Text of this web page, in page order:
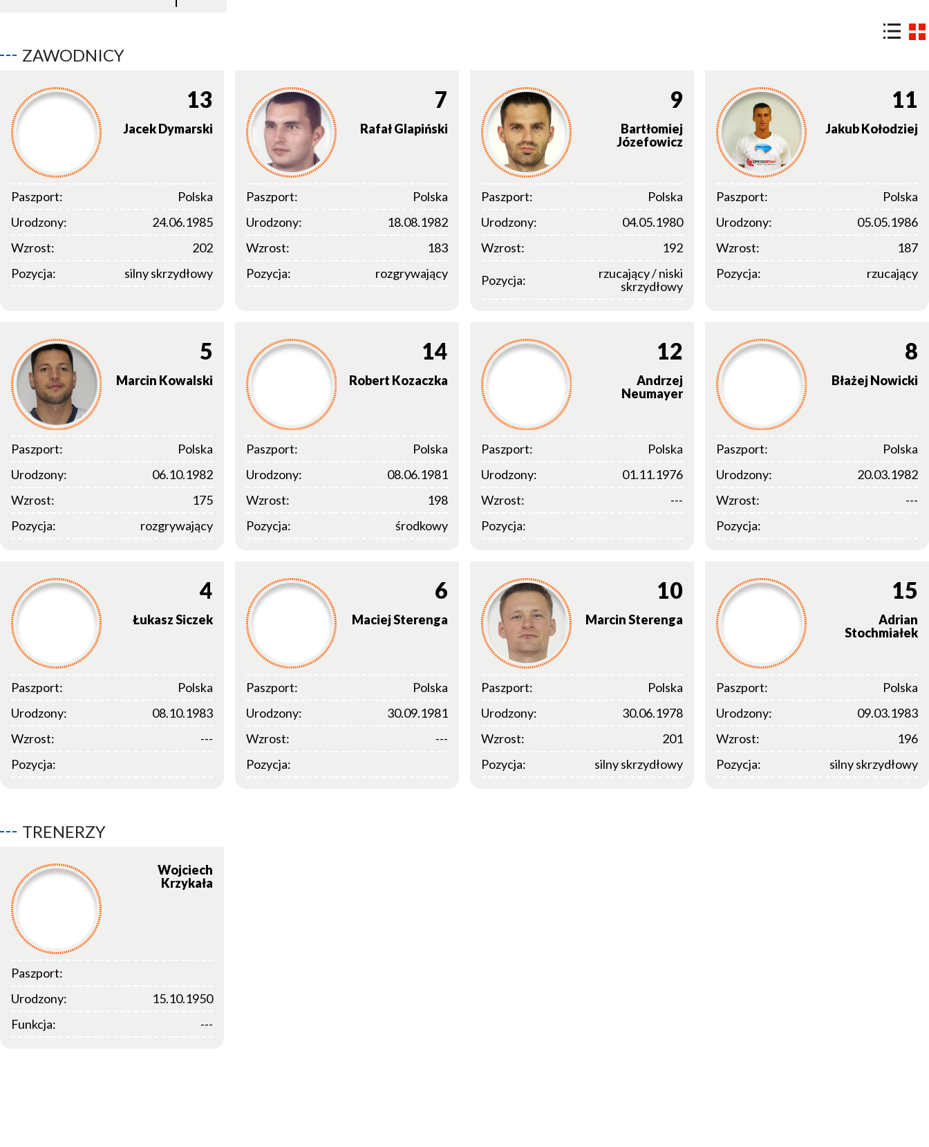
ZAWODNICY
13
JacekDymarski
Paszport:
Polska
Urodzony:
24.06.1985
Wzrost:
202
Pozycja:
silny skrzydłowy
7
RafałGlapiński
Paszport:
Polska
Urodzony:
18.08.1982
Wzrost:
183
Pozycja:
rozgrywający
9
Bartłomiej
Józefowicz
Paszport:
Polska
Urodzony:
04.05.1980
Wzrost:
192
Pozycja:
rzucający / niski
skrzydłowy
11
JakubKołodziej
Paszport:
Polska
Urodzony:
05.05.1986
Wzrost:
187
Pozycja:
rzucający
5
Marcin Kowalski
Paszport:
Polska
Urodzony:
06.10.1982
Wzrost:
175
Pozycja:
rozgrywający
14
Robert Kozaczka
Paszport:
Polska
Urodzony:
08.06.1981
Wzrost:
198
Pozycja:
środkowy
12
Andrzej
Neumayer
Paszport:
Polska
Urodzony:
01.11.1976
Wzrost:
---
Pozycja:
8
Błażej Nowicki
Paszport:
Polska
Urodzony:
20.03.1982
Wzrost:
---
Pozycja:
4
ŁukaszSiczek
Paszport:
Polska
Urodzony:
08.10.1983
Wzrost:
---
Pozycja:
6
MaciejSterenga
Paszport:
Polska
Urodzony:
30.09.1981
Wzrost:
---
Pozycja:
10
MarcinSterenga
Paszport:
Polska
Urodzony:
30.06.1978
Wzrost:
201
Pozycja:
silny skrzydłowy
15
Adrian
Stochmiałek
Paszport:
Polska
Urodzony:
09.03.1983
Wzrost:
196
Pozycja:
silny skrzydłowy
TRENERZY
Wojciech
Krzykała
Paszport:
Urodzony:
15.10.1950
Funkcja:
---